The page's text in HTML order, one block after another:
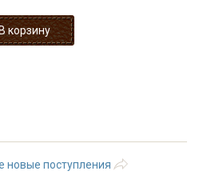
новые поступления